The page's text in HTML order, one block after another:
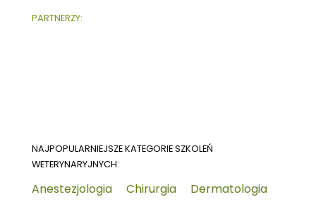
PARTNERZY:
NAJPOPULARNIEJSZE KATEGORIE SZKOLEŃ
WETERYNARYJNYCH:
Anestezjologia Chirurgia
Dermatologia